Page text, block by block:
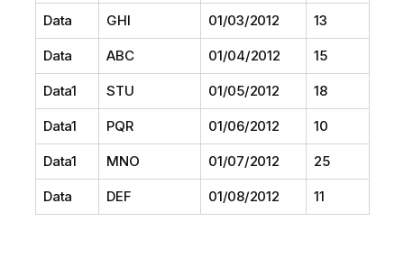
Data GHI 01/03/2012 13
Data ABC 01/04/2012 15
Data1 STU 01/05/2012 18
Data1 PQR 01/06/2012 10
Data1 MNO 01/07/2012 25
Data DEF 01/08/2012 11